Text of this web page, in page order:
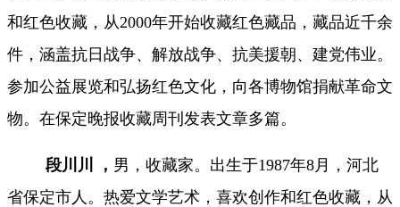
和红色收藏，从2000年开始收藏红色藏品，藏品近千余
件，涵盖抗日战争、解放战争、抗美援朝、建党伟业。
参加公益展览和弘扬红色文化，向各博物馆捐献革命文
物。在保定晚报收藏周刊发表文章多篇。
段川川 ， 男，收藏家。 出生于1987年8月，河北
省保定市 人。热爱文学艺术，喜欢创作和红色收藏， 从